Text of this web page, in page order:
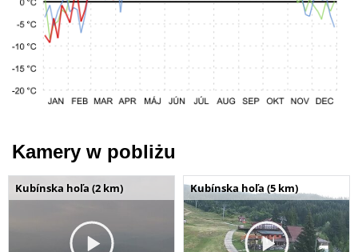
Kamery w pobliżu
Kubínska hoľa (2 km) Kubínska hoľa (5 km)